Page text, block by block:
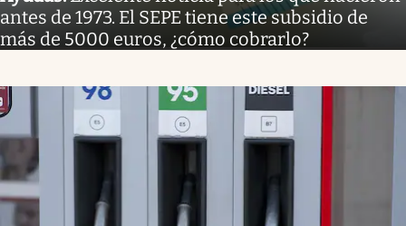
antes de 1973. El SEPE tiene este subsidio de
más de 5000 euros, ¿cómo cobrarlo?